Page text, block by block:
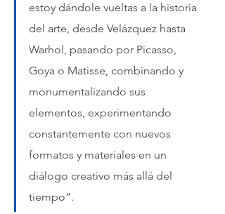
estoy dándole vueltas a la historia
del arte, desde Velázquez hasta
Warhol, pasando por Picasso,
Goya o Matisse, combinando y
monumentalizando sus
elementos, experimentando
constantemente con nuevos
formatos y materiales en un
diálogo creativo más allá del
tiempo”.